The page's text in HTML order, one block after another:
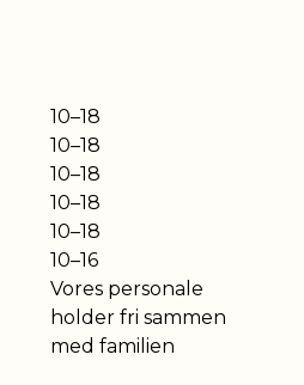
10–18
10–18
10–18
10–18
10–18
10–16
Vores personale
holder fri sammen
med familien